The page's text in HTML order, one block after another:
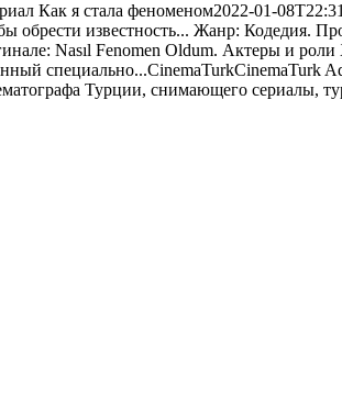
Как я стала феноменом2022-01-
обрести известность... Жанр:
Nasıl Fenomen Oldum. Актеры и
специально...CinemaTurkCinemaTurk